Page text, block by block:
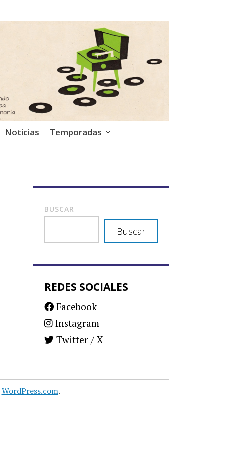
Noticias Temporadas
BUSCAR
Buscar
REDES SOCIALES
Facebook
Instagram
Twitter / X
WordPress.com.